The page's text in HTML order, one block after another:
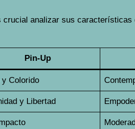
crucial analizar sus
Pin-Up
y Colorido
y Libertad